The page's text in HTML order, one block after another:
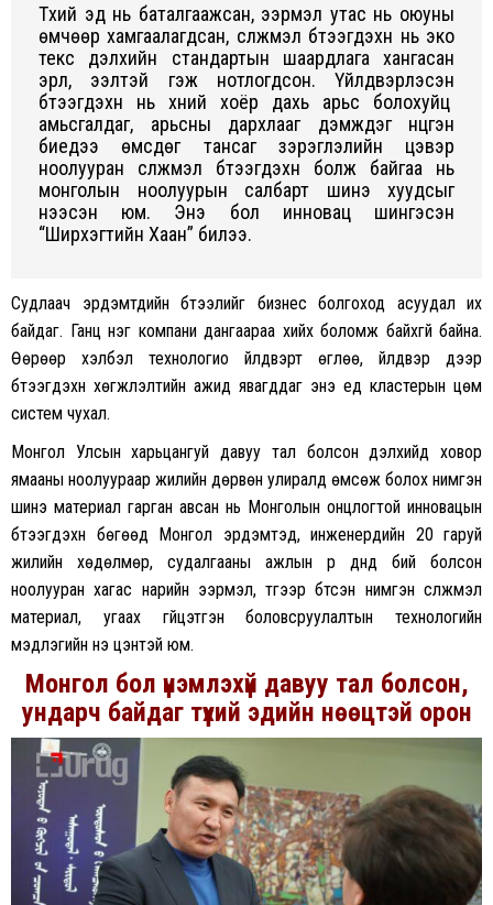
Түүхий эд нь баталгаажсан, ээрмэл утас нь оюуны
өмчөөр хамгаалагдсан, сүлжмэл бүтээгдэхүүн нь эко
текс дэлхийн стандартын шаардлага хангасан
эрүүл, ээлтэй гэж нотлогдсон. Үйлдвэрлэсэн
бүтээгдэхүүн нь хүний хоёр дахь арьс болохуйц
амьсгалдаг, арьсны дархлааг дэмждэг нүцгэн
биедээ өмсдөг тансаг зэрэглэлийн цэвэр
ноолууран сүлжмэл бүтээгдэхүүн болж байгаа нь
монголын ноолуурын салбарт шинэ хуудсыг
нээсэн юм. Энэ бол инновац шингэсэн
“Ширхэгтийн Хаан” билээ.
Судлаач эрдэмтдийн бүтээлийг бизнес болгоход асуудал их
байдаг. Ганц нэг компани дангаараа хийх боломж байхгүй байна.
Өөрөөр хэлбэл технологио үйлдвэрт өглөө, үйлдвэр дээр
бүтээгдэхүүн хөгжүүлэлтийн ажид явагддаг энэ үед кластерын цөм
систем чухал.
Монгол Улсын харьцангуй давуу тал болсон дэлхийд ховор
ямааны ноолуураар жилийн дөрвөн улиралд өмсөж болох нимгэн
шинэ материал гарган авсан нь Монголын онцлогтой инновацын
бүтээгдэхүүн бөгөөд Монгол эрдэмтэд, инженерүүдийн 20 гаруй
жилийн хөдөлмөр, судалгааны ажлын үр дүнд бий болсон
ноолууран хагас нарийн ээрмэл, түүгээр бүтсэн нимгэн сүлжмэл
материал, угаах гүйцэтгэн боловсруулалтын технологийн
мэдлэгийн үнэ цэнтэй юм.
Монгол бол үнэмлэхүй давуу тал болсон,
ундарч байдаг түүхий эдийн нөөцтэй орон